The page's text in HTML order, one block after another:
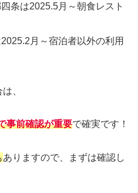
条は2025.5月～朝食レスト
月～宿泊者以外の利用
、
事前確認が重要で確実です！
ありますので、まずは確認し